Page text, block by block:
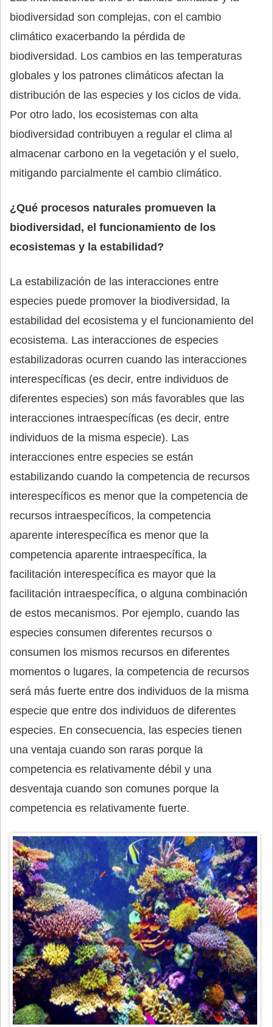
biodiversidad son complejas, con el cambio
climático exacerbando la pérdida de
biodiversidad. Los cambios en las temperaturas
globales y los patrones climáticos afectan la
distribución de las especies y los ciclos de vida.
Por otro lado, los ecosistemas con alta
biodiversidad contribuyen a regular el clima al
almacenar carbono en la vegetación y el suelo,
mitigando parcialmente el cambio climático.
¿Qué procesos naturales promueven la
biodiversidad, el funcionamiento de los
ecosistemas y la estabilidad?
La estabilización de las interacciones entre
especies puede promover la biodiversidad, la
estabilidad del ecosistema y el funcionamiento del
ecosistema. Las interacciones de especies
estabilizadoras ocurren cuando las interacciones
interespecíficas (es decir, entre individuos de
diferentes especies) son más favorables que las
interacciones intraespecíficas (es decir, entre
individuos de la misma especie). Las
interacciones entre especies se están
estabilizando cuando la competencia de recursos
interespecíficos es menor que la competencia de
recursos intraespecíficos, la competencia
aparente interespecífica es menor que la
competencia aparente intraespecífica, la
facilitación interespecífica es mayor que la
facilitación intraespecífica, o alguna combinación
de estos mecanismos. Por ejemplo, cuando las
especies consumen diferentes recursos o
consumen los mismos recursos en diferentes
momentos o lugares, la competencia de recursos
será más fuerte entre dos individuos de la misma
especie que entre dos individuos de diferentes
especies. En consecuencia, las especies tienen
una ventaja cuando son raras porque la
competencia es relativamente débil y una
desventaja cuando son comunes porque la
competencia es relativamente fuerte.